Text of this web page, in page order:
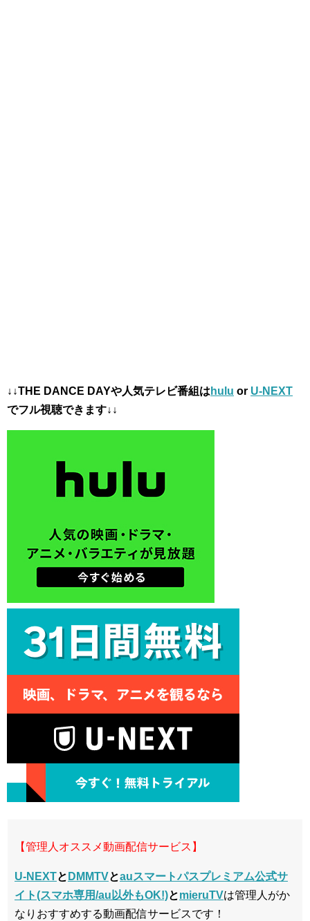
↓↓THE DANCE DAYや人気テレビ番組は hulu or U-NEXT
でフル視聴できます↓↓
【管理人オススメ動画配信サービス】
U-NEXTと DMMTVとauスマートパスプレミアム公式サ
イト(スマホ専用/au以外もOK!)とmieruTVは管理人がか
なりおすすめする動画配信サービスです！